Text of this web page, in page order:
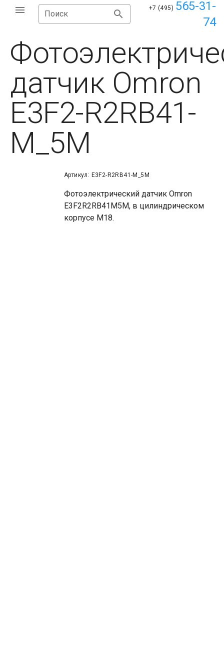
Поиск
+7 (495) 565-31-
74
датчик Omron
E3F2-R2RB41-
M_5M
Артикул: E3F2-R2RB41-M_5M
Фотоэлектрический датчик Omron
E3F2R2RB41M5M, в цилиндрическом
корпусе М18.